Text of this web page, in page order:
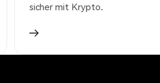
sicher mit Krypto.